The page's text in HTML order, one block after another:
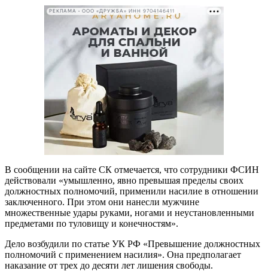
РЕКЛАМА • ООО «ДРУЖБА» ИНН 9704146411
В сообщении на сайте СК отмечается, что сотрудники ФСИН
действовали «умышленно, явно превышая пределы своих
должностных полномочий, применили насилие в отношении
заключенного. При этом они нанесли мужчине
множественные удары руками, ногами и неустановленными
предметами по туловищу и конечностям».
Дело возбудили по статье УК РФ «Превышение должностных
полномочий с применением насилия». Она предполагает
наказание от трех до десяти лет лишения свободы.